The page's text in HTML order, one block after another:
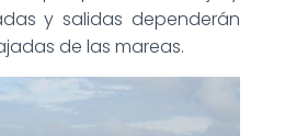
y salidas dependerán
de las mareas.